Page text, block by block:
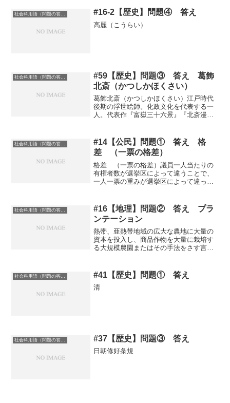
#16-2【歴史】問題④ 答え
高麗（こうらい）
社会科用語（問題の答え）
#59【歴史】問題③ 答え 葛飾
北斎（かつしかほくさい）
葛飾北斎（かつしかほくさい）江戸時代
後期の浮世絵師。化政文化を代表する一
人。代表作『富嶽三十六景』『北斎漫
#14【公民】問題① 答え 格
差 （一票の格差）
格差 （一票の格差）議員一人当たりの
有権者数が選挙区によって違うことで、
一人一票の重みが選挙区によって違って
は、当選のしやすさが違ってくるという
こと
#16【地理】問題② 答え プラ
ンテーション
熱帯、亜熱帯地域の広大な農地に大量の
資本を投入し、商品作物を大量に栽培す
る大規模農園またはその手法をさす言葉
ている記事に戻る【中古】 教科書が教え
ない東南アジア タイ...
社会科用語（問題の答え） #41【歴史】問題① 答え
清
#37【歴史】問題③ 答え
日朝修好条規